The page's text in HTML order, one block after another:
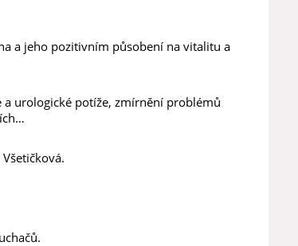
a jeho pozitivním působení na vitalitu a
urologické potíže, zmírnění problémů